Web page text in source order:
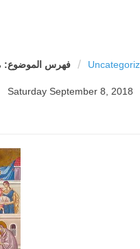
/ فهرس الموضوع: